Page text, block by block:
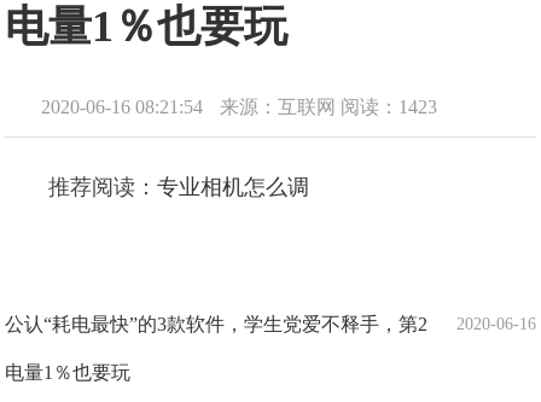
电量1％也要玩
2020-06-16 08:21:54 来源：互联网 阅读：1423
推荐阅读：专业相机怎么调
2020-06-16
公认“耗电最快”的3款软件，学生党爱不释手，第2
电量1％也要玩